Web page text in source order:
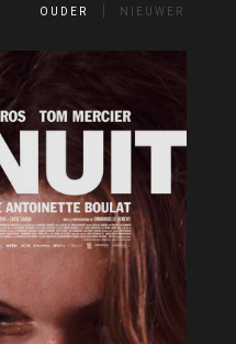
OUDER NIEUWER